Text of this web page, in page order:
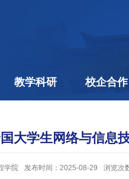
教学科研 校企合作
大学生网络与信息
学院 发布时间：2025-08-29 浏览次